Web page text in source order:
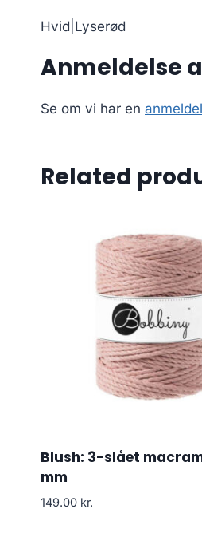
Hvid|Lyserød
Anmeldelse
Se om vi har en
Related
Blush: 3-slået
mm
149.00 kr.